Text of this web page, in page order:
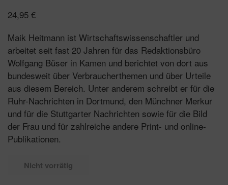
24,95 €
Maik Heitmann ist Wirtschaftswissenschaftler und
arbeitet seit fast 20 Jahren für das Redaktionsbüro
Wolfgang Büser in Kamen und berichtet von dort aus
bundesweit über Verbraucherthemen und über Urteile
aus diesem Bereich. Unter anderem schreibt er für die
Ruhr-Nachrichten in Dortmund, den Münchner Merkur
und für die Stuttgarter Nachrichten sowie für die Bild
der Frau und für zahlreiche andere Print- und online-
Publikationen.
Nicht vorrätig